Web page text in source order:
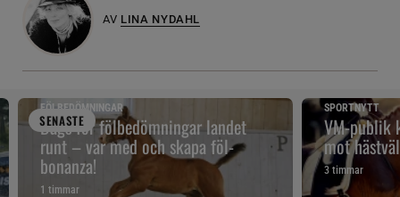
AV LINA NYDAHL
SENASTE
FÖLBEDÖMNINGAR
Dags för fölbedömningar landet
runt – var med och skapa föl-
bonanza!
1 timmar
SPORTNYTT
VM-publik
mot
3 timmar